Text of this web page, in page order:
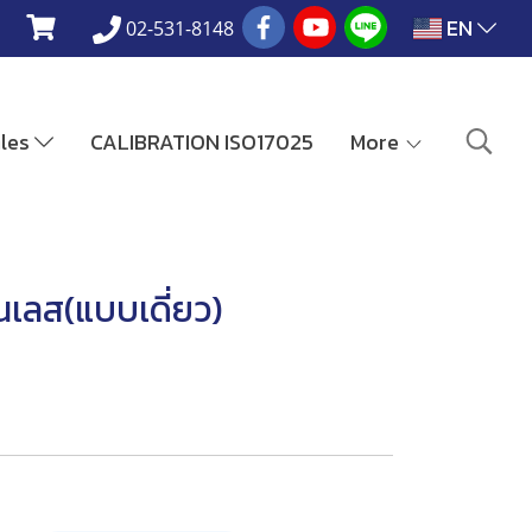
02-531-8148 EN
CALIBRATION ISO17025 More
ลส(แบบเดี่ยว)